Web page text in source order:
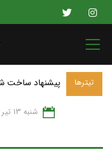
تیترها پیشنهاد ساخت
شنبه 13 تير 1405 , 18:44